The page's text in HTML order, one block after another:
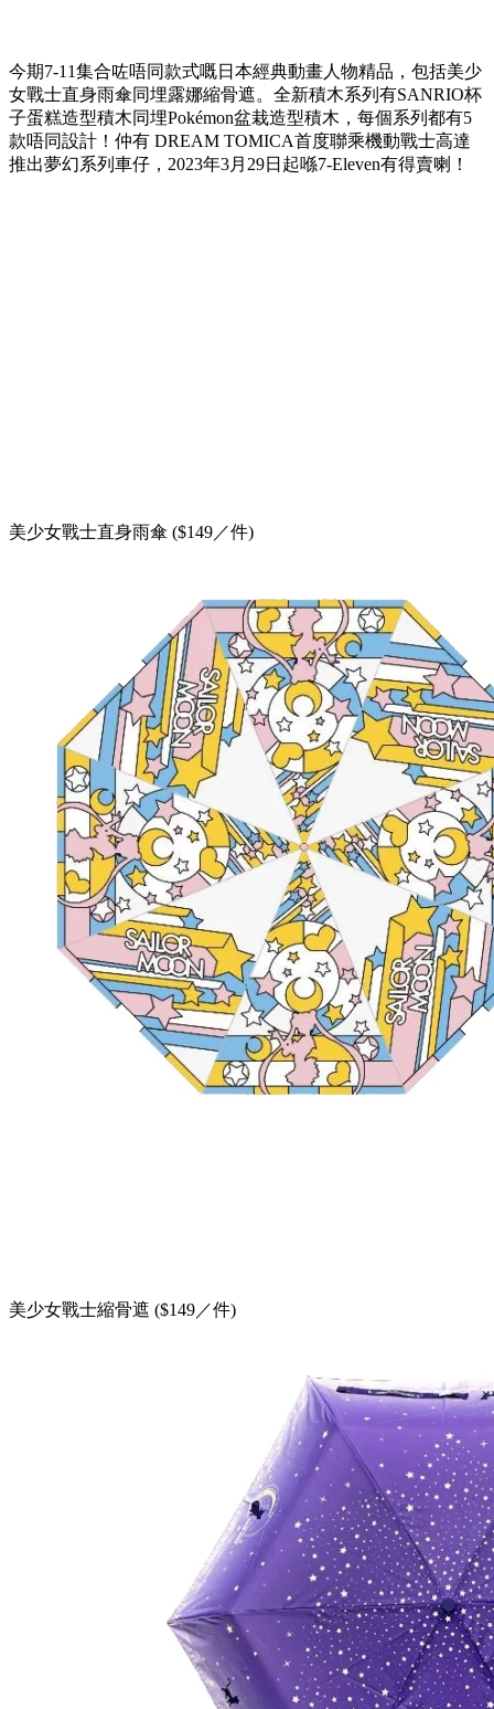
今期7-11集合咗唔同款式嘅日本經典動畫人物精品，包括美少
女戰士直身雨傘同埋露娜縮骨遮。全新積木系列有SANRIO杯
子蛋糕造型積木同埋Pokémon盆栽造型積木，每個系列都有5
款唔同設計！仲有 DREAM TOMICA首度聯乘機動戰士高達
推出夢幻系列車仔，2023年3月29日起喺7-Eleven有得賣喇！
美少女戰士直身雨傘 ($149／件)
美少女戰士縮骨遮 ($149／件)